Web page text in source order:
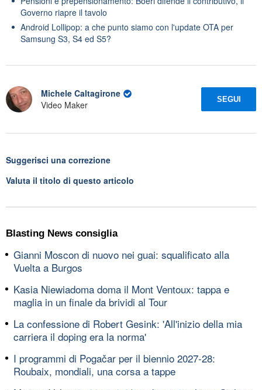
Governo riapre il tavolo
Android Lollipop: a che punto siamo con l'update OTA per
Samsung S3, S4 ed S5?
Michele Caltagirone
Video Maker
SEGUI
Suggerisci una correzione
Valuta il titolo di questo articolo
Blasting News consiglia
Gianni Moscon di nuovo nei guai: squalificato alla
Vuelta a Burgos
Kasia Niewiadoma doma il Mont Ventoux: tappa e
maglia in un finale da brividi al Tour
La confessione di Robert Gesink: 'All'inizio della mia
carriera il doping era la norma'
I programmi di Pogačar per il biennio 2027-28:
Roubaix, mondiali, una corsa a tappe